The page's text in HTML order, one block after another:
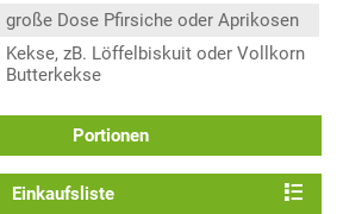
große Dose Pfirsiche oder Aprikosen
Kekse, zB. Löffelbiskuit oder Vollkorn
Butterkekse
Portionen
Einkaufsliste